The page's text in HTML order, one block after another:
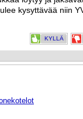
kysyttävää niin
KYLLÄ